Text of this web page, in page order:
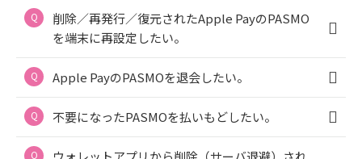
削除／再発行／復元されたApple PayのPASMO
を端末に再設定したい。
Apple PayのPASMOを退会したい。
不要になったPASMOを払いもどしたい。